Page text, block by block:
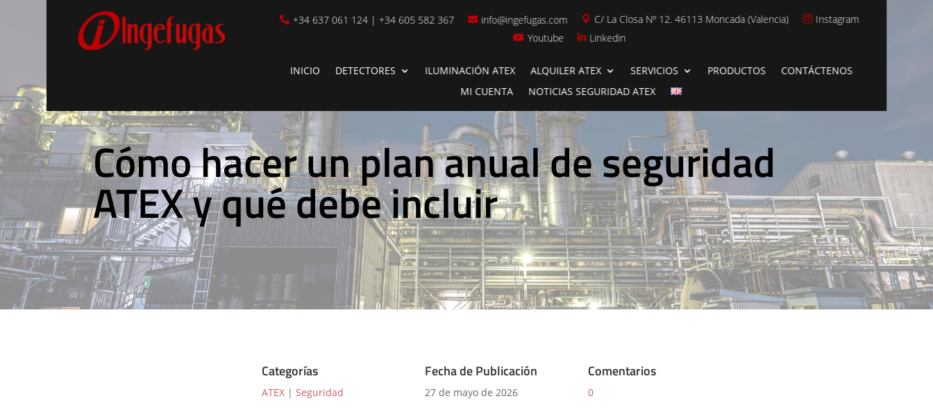
 +34 637 061 124 | +34 605 582 367  info@ingefugas.com  C/ La Closa Nº 12. 46113 Moncada (Valencia)  Instagram
 Youtube  Linkedin
INICIO DETECTORES ILUMINACIÓN ATEX ALQUILER ATEX SERVICIOS PRODUCTOS
CONTÁCTENOS
MI CUENTA
NOTICIAS SEGURIDAD ATEX
Cómo hacer un plan anual de seguridad
ATEX y qué debe incluir
Categorías
ATEX| Seguridad
Fecha de Publicación
27 de mayo de 2026
Comentarios
0